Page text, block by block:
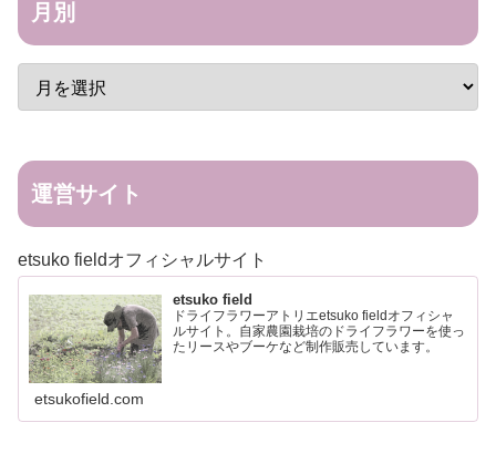
月別
運営サイト
etsuko fieldオフィシャルサイト
etsuko field
ドライフラワーアトリエetsuko fieldオフィシャ
ルサイト。自家農園栽培のドライフラワーを使っ
たリースやブーケなど制作販売しています。
etsukofield.com